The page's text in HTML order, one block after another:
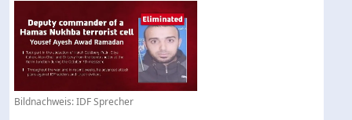
Bildnachweis: IDF Sprecher